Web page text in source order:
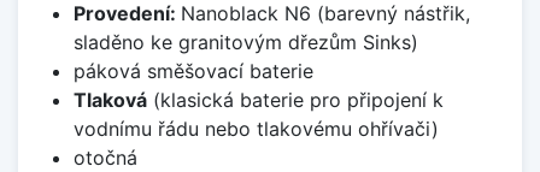
Provedení: Nanoblack N6 (barevný nástřik,
sladěno ke granitovým dřezům Sinks)
páková směšovací baterie
Tlaková(klasická baterie pro připojení k
vodnímu řádu nebo tlakovému ohřívači)
otočná